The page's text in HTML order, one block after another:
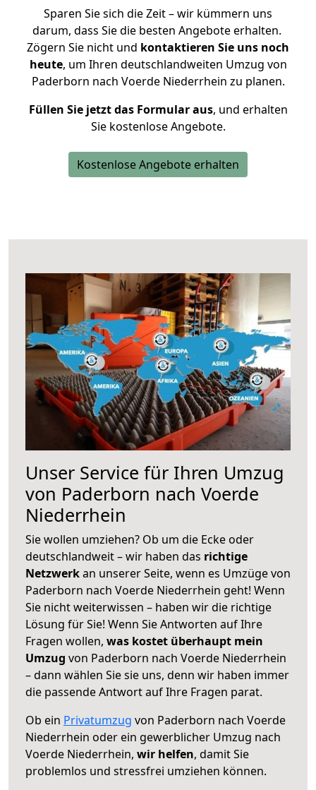
Sparen Sie sich die Zeit – wir kümmern uns
darum, dass Sie die besten Angebote erhalten.
Zögern Sie nicht und kontaktieren Sie uns noch
heute, um Ihren deutschlandweiten Umzug von
Paderborn nach Voerde Niederrhein zu planen.
Füllen Sie jetzt das Formular aus, und erhalten
Sie kostenlose Angebote.
Kostenlose Angebote erhalten
Unser Service für Ihren Umzug
von Paderborn nach Voerde
Niederrhein
Sie wollen umziehen? Ob um die Ecke oder
deutschlandweit – wir haben das richtige
Netzwerkan unserer Seite, wenn es Umzüge von
Paderborn nach Voerde Niederrhein geht! Wenn
Sie nicht weiterwissen – haben wir die richtige
Lösung für Sie! Wenn Sie Antworten auf Ihre
Fragen wollen, was kostet überhaupt mein
Umzug von Paderborn nach Voerde Niederrhein
– dann wählen Sie sie uns, denn wir haben immer
die passende Antwort auf Ihre Fragen parat.
Ob ein Privatumzug von Paderborn nach Voerde
Niederrhein oder ein gewerblicher Umzug nach
Voerde Niederrhein, wir helfen, damit Sie
problemlos und stressfrei umziehen können.